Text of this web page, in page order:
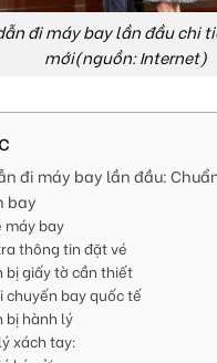
đi máy bay lần đầu chi
mới(nguồn: Internet)
đi máy bay lần đầu:
bay
máy bay
thông tin đặt vé
bị giấy tờ cần thiết
chuyến bay quốc tế
bị hành lý
xách tay: